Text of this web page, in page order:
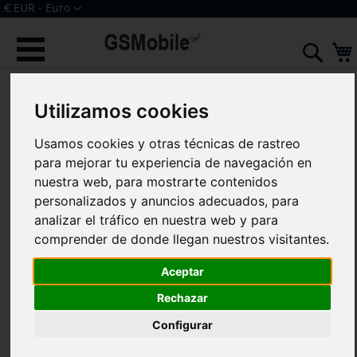
Utilizamos cookies
Usamos cookies y otras técnicas de rastreo
para mejorar tu experiencia de navegación en
nuestra web, para mostrarte contenidos
personalizados y anuncios adecuados, para
analizar el tráfico en nuestra web y para
comprender de donde llegan nuestros visitantes.
Aceptar
Rechazar
Configurar
Ir
al
contenido
Moneda
€ EUR - Euro
Saltar
imágenes